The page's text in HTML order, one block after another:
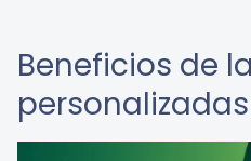
Beneficios de
personalizadas